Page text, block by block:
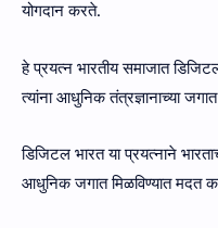
योगदान करते.
हे प्रयत्न भारतीय समाजात
त्यांना आधुनिक तंत्रज्ञानाच्या
डिजिटल भारत या प्रयत्नाने
आधुनिक जगात मिळविण्यात मदत